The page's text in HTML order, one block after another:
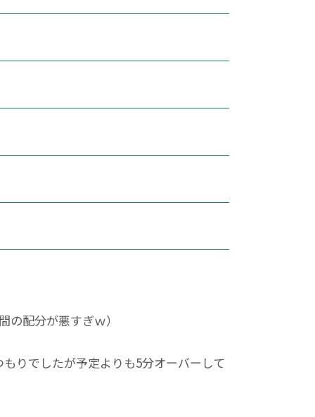
配分が悪すぎｗ）
りでしたが予定よりも5分オーバーして